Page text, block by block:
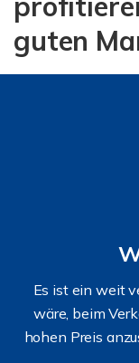
guten
Es ist ein weit
wäre, beim
hohen Preis